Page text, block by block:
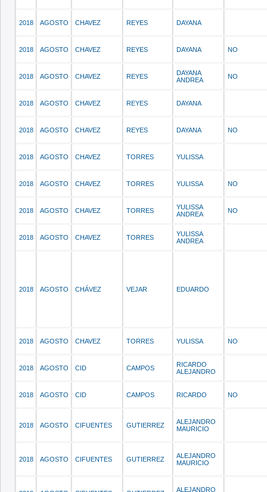
2018 AGOSTO CHAVEZ REYES DAYANA
2018 AGOSTO CHAVEZ REYES DAYANA NO
2018 AGOSTO CHAVEZ REYES
DAYANA
ANDREA
NO
2018 AGOSTO CHAVEZ REYES DAYANA
2018 AGOSTO CHAVEZ REYES DAYANA NO
2018 AGOSTO CHAVEZ TORRES YULISSA
2018 AGOSTO CHAVEZ TORRES YULISSA NO
2018 AGOSTO CHAVEZ TORRES
YULISSA
ANDREA
NO
2018 AGOSTO CHAVEZ TORRES
YULISSA
ANDREA
2018 AGOSTO CHÁVEZ VEJAR EDUARDO
2018 AGOSTO CHAVEZ TORRES YULISSA NO
2018 AGOSTO CID CAMPOS
RICARDO
ALEJANDRO
2018 AGOSTO CID CAMPOS RICARDO NO
2018 AGOSTO CIFUENTES GUTIERREZ
ALEJANDRO
MAURICIO
2018 AGOSTO CIFUENTES GUTIERREZ
ALEJANDRO
MAURICIO
ALEJANDRO